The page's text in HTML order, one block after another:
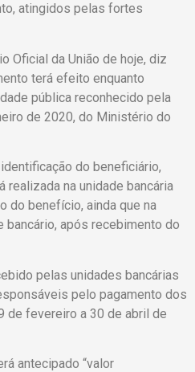
atingidos pelas fortes
Oficial da União de hoje, diz
terá efeito enquanto
pública reconhecido pela
de 2020, do Ministério do
do beneficiário,
realizada na unidade bancária
do benefício, ainda que na
após recebimento do
pelas unidades bancárias
pelo pagamento dos
de fevereiro a 30 de abril de
antecipado “valor